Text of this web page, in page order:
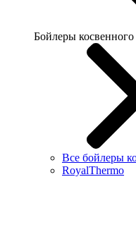
Бойлеры косвенного
Все бойлеры
RoyalThermo